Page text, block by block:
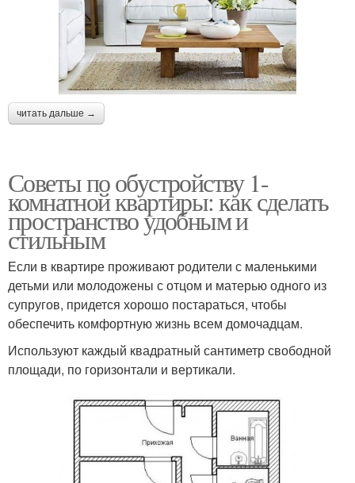
читать дальше →
Советы по обустройству 1-
комнатной квартиры: как сделать
пространство удобным и
стильным
Если в квартире проживают родители с маленькими
детьми или молодожены с отцом и матерью одного из
супругов, придется хорошо постараться, чтобы
обеспечить комфортную жизнь всем домочадцам.
Используют каждый квадратный сантиметр свободной
площади, по горизонтали и вертикали.